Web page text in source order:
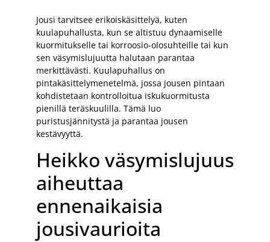
Jousi tarvitsee erikoiskäsittelyä, kuten
kuulapuhallusta, kun se altistuu dynaamiselle
kuormitukselle tai korroosio-olosuhteille tai kun
sen väsymislujuutta halutaan parantaa
merkittävästi. Kuulapuhallus on
pintakäsittelymenetelmä, jossa jousen pintaan
kohdistetaan kontrolloitua iskukuormitusta
pienillä teräskuulilla. Tämä luo
puristusjännitystä ja parantaa jousen
kestävyyttä.
Heikko väsymislujuus
aiheuttaa
ennenaikaisia
jousivaurioita